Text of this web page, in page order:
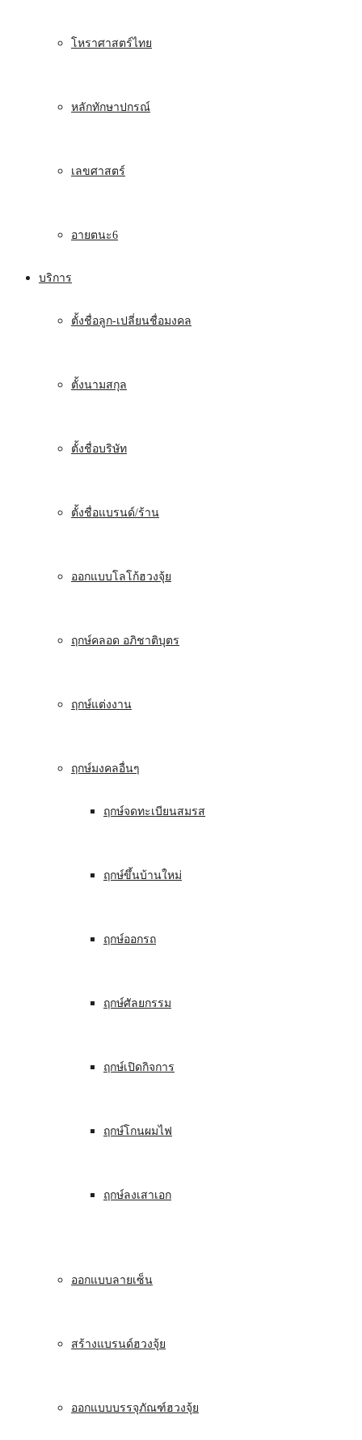
โหราศาสตร์ไทย
หลักทักษาปกรณ์
เลขศาสตร์
อายตนะ6
บริการ
ตั้งชื่อลูก-เปลี่ยนชื่อมงคล
ตั้งนามสกุล
ตั้งชื่อบริษัท
ตั้งชื่อแบรนด์/ร้าน
ออกแบบโลโก้ฮวงจุ้ย
ฤกษ์คลอด อภิชาติบุตร
ฤกษ์แต่งงาน
ฤกษ์มงคลอื่นๆ
ฤกษ์จดทะเบียนสมรส
ฤกษ์ขึ้นบ้านใหม่
ฤกษ์ออกรถ
ฤกษ์ศัลยกรรม
ฤกษ์เปิดกิจการ
ฤกษ์โกนผมไฟ
ฤกษ์ลงเสาเอก
ออกแบบลายเซ็น
สร้างแบรนด์ฮวงจุ้ย
ออกแบบบรรจุภัณฑ์ฮวงจุ้ย